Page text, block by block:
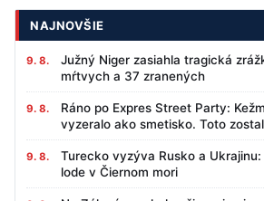
NAJNOVŠIE
9. 8.
Južný Niger zasiahla tragická
mŕtvych a 37 zranených
9. 8.
Ráno po Expres Street Party:
vyzeralo ako smetisko. Toto
9. 8.
Turecko vyzýva Rusko a
lode v Čiernom mori